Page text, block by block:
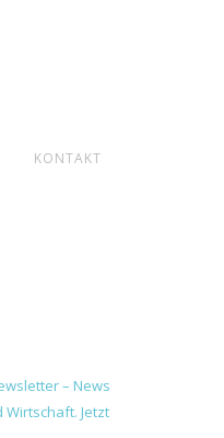
KONTAKT